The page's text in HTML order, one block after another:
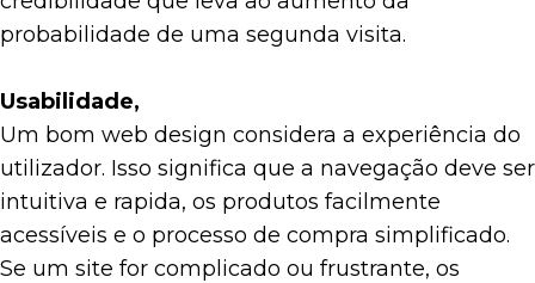
probabilidade de uma segunda visita.
Usabilidade,
Um bom web design considera a experiência do
utilizador. Isso significa que a navegação deve ser
intuitiva e rapida, os produtos facilmente
acessíveis e o processo de compra simplificado.
Se um site for complicado ou frustrante, os